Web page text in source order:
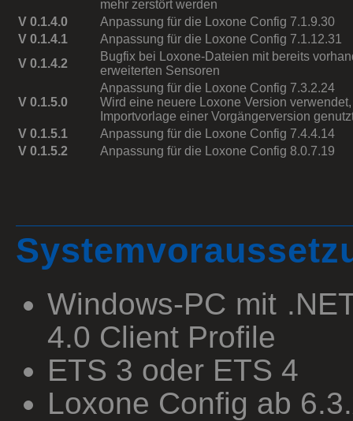
mehr zerstört werden
V 0.1.4.0
Anpassung für die Loxone Config 7.1.9.30
V 0.1.4.1
Anpassung für die Loxone Config 7.1.12.31
V 0.1.4.2
Bugfix bei Loxone-Dateien mit bereits
erweiterten Sensoren
V 0.1.5.0
Anpassung für die Loxone Config 7.3.2.24
Wird eine neuere Loxone Version
Importvorlage einer Vorgängerversion
V 0.1.5.1
Anpassung für die Loxone Config 7.4.4.14
V 0.1.5.2
Anpassung für die Loxone Config 8.0.7.19
Windows-PC mit
4.0 Client Profile
ETS 3 oder ETS 4
Loxone Config ab